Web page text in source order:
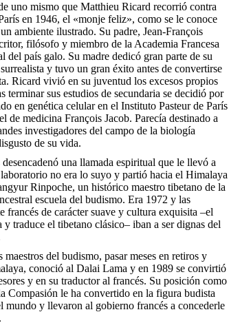
uno mismo que Matthieu Ricard recorrió contra
en 1946, el «monje feliz», como se le conoce
ambiente ilustrado. Su padre, Jean-François
filósofo y miembro de la Academia Francesa
del país galo. Su madre dedicó gran parte de su
y tuvo un gran éxito antes de convertirse
Ricard vivió en su juventud los excesos propios
terminar sus estudios de secundaria se decidió por
en genética celular en el Instituto Pasteur de París
de medicina François Jacob. Parecía destinado a
investigadores del campo de la biología
de su vida.
una llamada espiritual que le llevó a
no era lo suyo y partió hacia el Himalaya
Rinpoche, un histórico maestro tibetano de la
escuela del budismo. Era 1972 y las
francés de carácter suave y cultura exquisita –el
traduce el tibetano clásico– iban a ser dignas del
maestros del budismo, pasar meses en retiros y
conoció al Dalai Lama y en 1989 se convirtió
y en su traductor al francés. Su posición como
Compasión le ha convertido en la figura budista
mundo y llevaron al gobierno francés a concederle